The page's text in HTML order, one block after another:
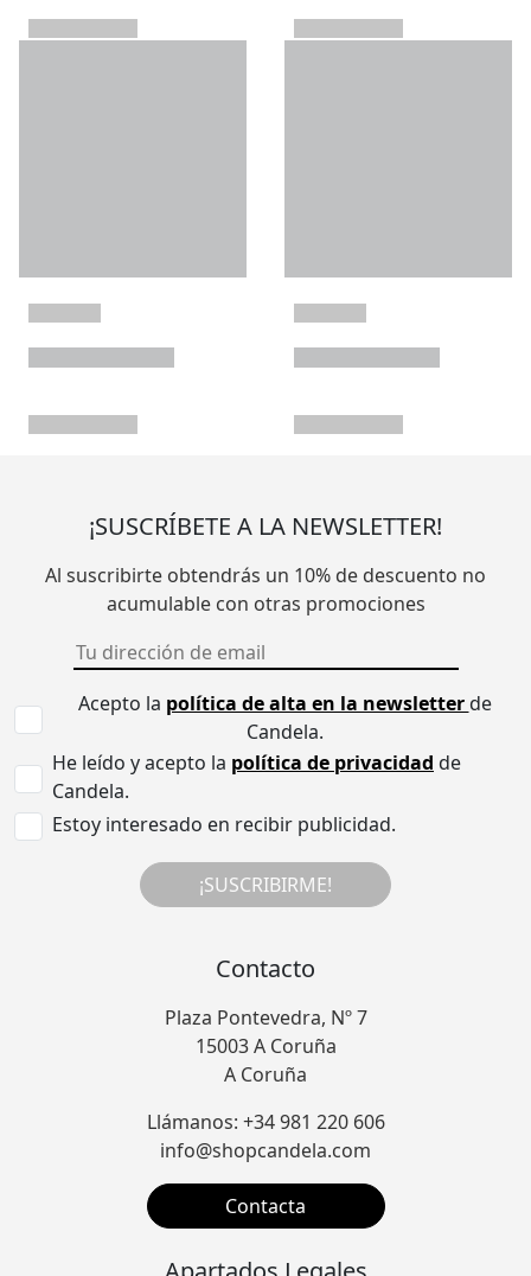
¡SUSCRÍBETE A LA NEWSLETTER!
Al suscribirte obtendrás un 10% de descuento no
acumulable con otras promociones
Acepto la política de alta en la newsletterde
Candela.
He leído y acepto la política de privacidad de
Candela.
Estoy interesado en recibir publicidad.
¡SUSCRIBIRME!
Contacto
Plaza Pontevedra, Nº 7
15003 A Coruña
A Coruña
Llámanos: +34 981 220 606
info@shopcandela.com
Contacta